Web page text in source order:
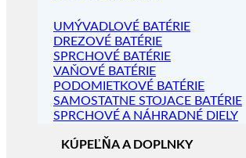
UMÝVADLOVÉ BATÉRIE
DREZOVÉ BATÉRIE
SPRCHOVÉ BATÉRIE
VAŇOVÉ BATÉRIE
PODOMIETKOVÉ BATÉRIE
SAMOSTATNE STOJACE BATÉRIE
SPRCHOVÉ A NÁHRADNÉ DIELY
KÚPEĽŇA A DOPLNKY